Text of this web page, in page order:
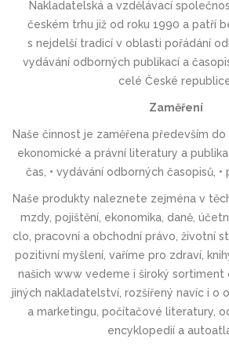
Nakladatelská a vzdělávací
českém trhu již od roku 1990 a patří
s nejdelší tradicí v oblasti pořádání
vydávání odborných publikací a
celé České
Zaměření
Naše činnost je zaměřena především
ekonomické a právní literatury a
čas, • vydávání odborných časopisů, •
Naše produkty naleznete zejména v
mzdy, pojištění, ekonomika, daně,
clo, pracovní a obchodní právo, životní
pozitivní myšlení, vaříme pro zdraví,
našich www vedeme i široký sortiment
jiných nakladatelství, rozšířený navíc i o
a marketingu, počítačové literatury,
encyklopedií a